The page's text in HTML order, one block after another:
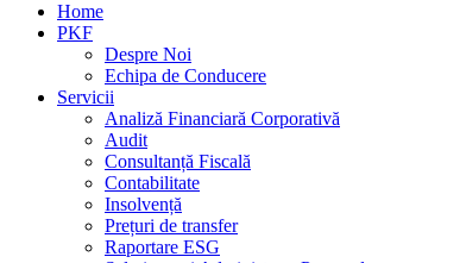
Home
PKF
Despre Noi
Echipa de Conducere
Servicii
Analiză Financiară Corporativă
Audit
Consultanță Fiscală
Contabilitate
Insolvență
Prețuri de transfer
Raportare ESG